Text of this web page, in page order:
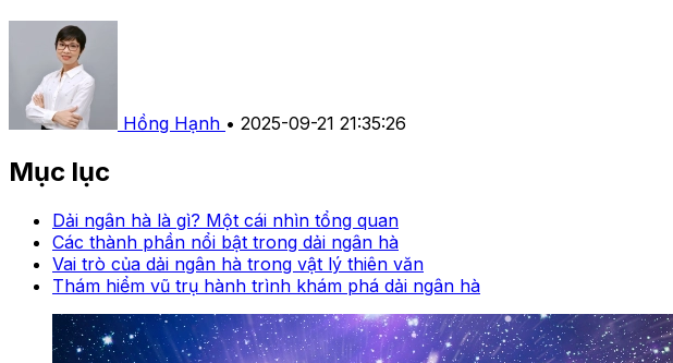
Hồng Hạnh • 2025-09-21 21:35:26
Mục lục
Dải ngân hà là gì? Một cái nhìn tổng quan
Các thành phần nổi bật trong dải ngân hà
Vai trò của dải ngân hà trong vật lý thiên văn
Thám hiểm vũ trụ hành trình khám phá dải ngân hà